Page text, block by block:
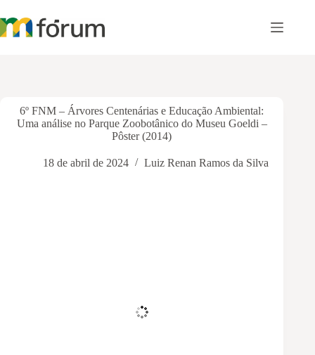
para
o
6º FNM – Árvores Centenárias e Educação Ambiental:
Uma análise no Parque Zoobotânico do Museu Goeldi –
Pôster (2014)
18 de abril de 2024 Luiz Renan Ramos da Silva